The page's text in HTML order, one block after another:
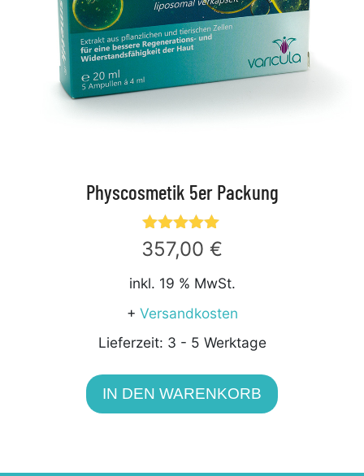
Physcosmetik 5er Packung
Bewertet
mit
von 5
357,00 €
inkl. 19 % MwSt.
+ Versandkosten
Lieferzeit: 3 - 5 Werktage
IN DEN WARENKORB